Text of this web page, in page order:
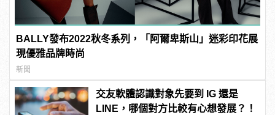
BALLY發布2022秋冬系列，「阿爾卑斯山」迷彩印花展
現優雅品牌時尚
新聞
交友軟體認識對象先要到 IG 還是
LINE，哪個對方比較有心想發展？！